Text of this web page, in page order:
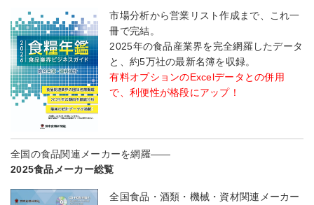
市場分析から営業リスト作成まで、これ一
冊で完結。
2025年の食品産業界を完全網羅したデータ
と、約5万社の最新名簿を収録。
有料オプションのExcelデータとの併用
で、利便性が格段にアップ！
全国の食品関連メーカーを網羅――
2025食品メーカー総覧
全国食品・酒類・機械・資材関連メーカー